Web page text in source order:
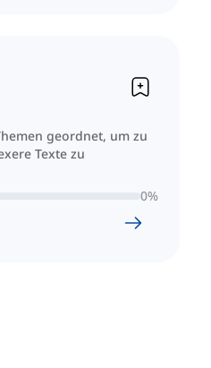
geordnet, um zu
Texte zu
0%